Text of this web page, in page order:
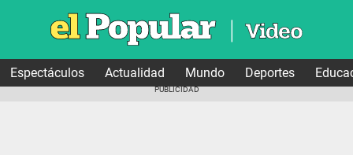
Espectáculos Actualidad Mundo Deportes